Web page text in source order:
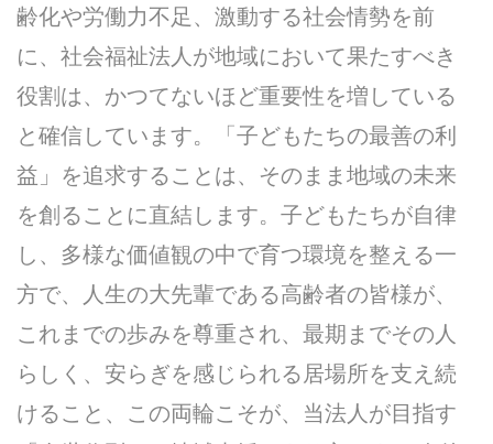
齢化や労働力不足、激動する社会情勢を前
に、社会福祉法人が地域において果たすべき
役割は、かつてないほど重要性を増している
と確信しています。「子どもたちの最善の利
益」を追求することは、そのまま地域の未来
を創ることに直結します。子どもたちが自律
し、多様な価値観の中で育つ環境を整える一
方で、人生の大先輩である高齢者の皆様が、
これまでの歩みを尊重され、最期までその人
らしく、安らぎを感じられる居場所を支え続
けること、この両輪こそが、当法人が目指す